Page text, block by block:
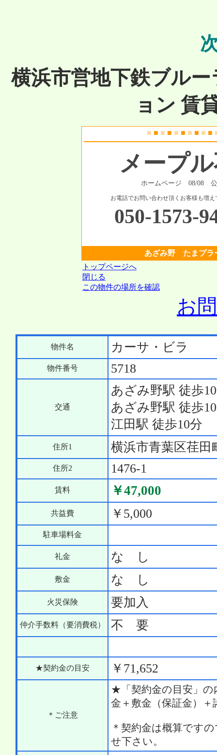
横浜市営地下鉄ブル
ョン 賃
■ ■ ■ ■ ■ ■ ■ ■ ■ ■
メープ
ホームページ 08/08
お電話でお問い合わせ頂くお客様も増え
050-1573-
あざみ野 たまプ
トップページへ
閉じる
この物件の場所を確認
お
物件名 カーサ・ビラ
物件番号 5718
交通
あざみ野駅 徒歩
あざみ野駅 徒歩
江田駅 徒歩10分
住所1 横浜市青葉区荏田
住所2 1476-1
賃料 ￥47,000
共益費 ￥5,000
駐車場料金
礼金 な し
敷金 な し
火災保険 要加入
仲介手数料（要消費税） 不 要
★契約金の目安 ￥71,652
＊ご注意
★「契約金の目安」
金＋敷金（保証金）＋
＊契約金は概算です
せ下さい。